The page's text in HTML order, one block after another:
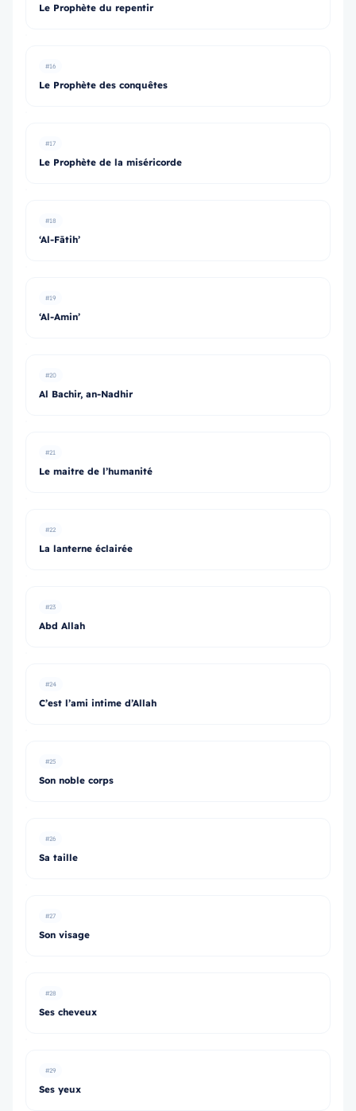
Le Prophète du repentir
#16
Le Prophète des conquêtes
#17
Le Prophète de la miséricorde
#18
‘Al-Fātih’
#19
‘Al-Amin’
#20
Al Bachir, an-Nadhir
#21
Le maitre de l’humanité
#22
La lanterne éclairée
#23
Abd Allah
#24
C’est l’ami intime d’Allah
#25
Son noble corps
#26
Sa taille
#27
Son visage
#28
Ses cheveux
#29
Ses yeux